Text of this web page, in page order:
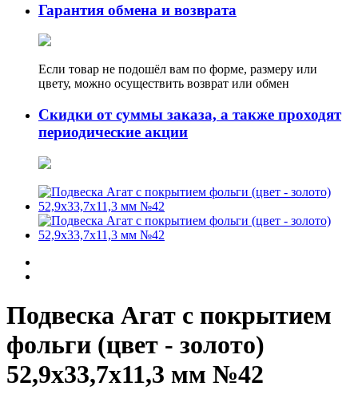
Гарантия обмена и возврата
Если товар не подошёл вам по форме, размеру или
цвету, можно осуществить возврат или обмен
Скидки от суммы заказа, а также проходят
периодические акции
Подвеска Агат с покрытием
фольги (цвет - золото)
52,9х33,7х11,3 мм №42